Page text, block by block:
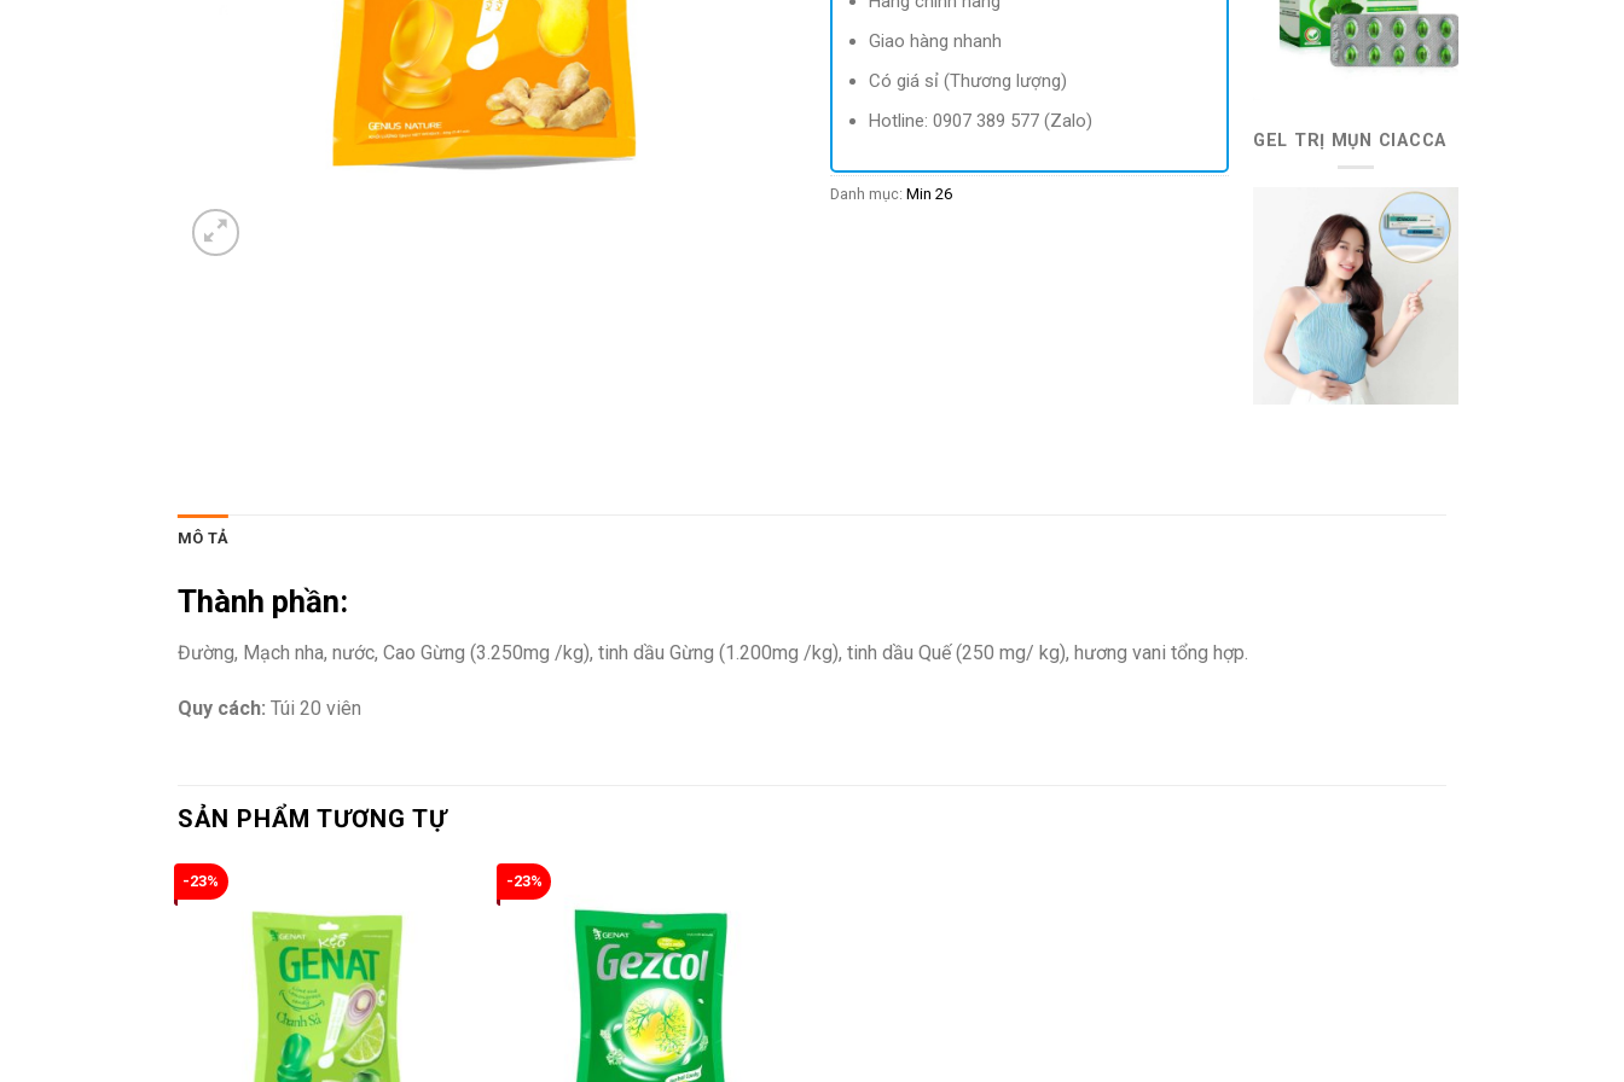
Giao hàng nhanh
Có giá sỉ (Thương lượng)
Hotline: 0907 389 577 (Zalo)
Danh mục: Min 26
GEL TRỊ MỤN CIACCA
MÔ TẢ
Thành phần:
Đường, Mạch nha, nước, Cao Gừng (3.250mg /kg), tinh dầu Gừng (1.200mg /kg), tinh dầu Quế (250 mg/ kg), hương vani tổng hợp.
Quy cách: Túi 20 viên
SẢN PHẨM TƯƠNG TỰ
-23% -23%